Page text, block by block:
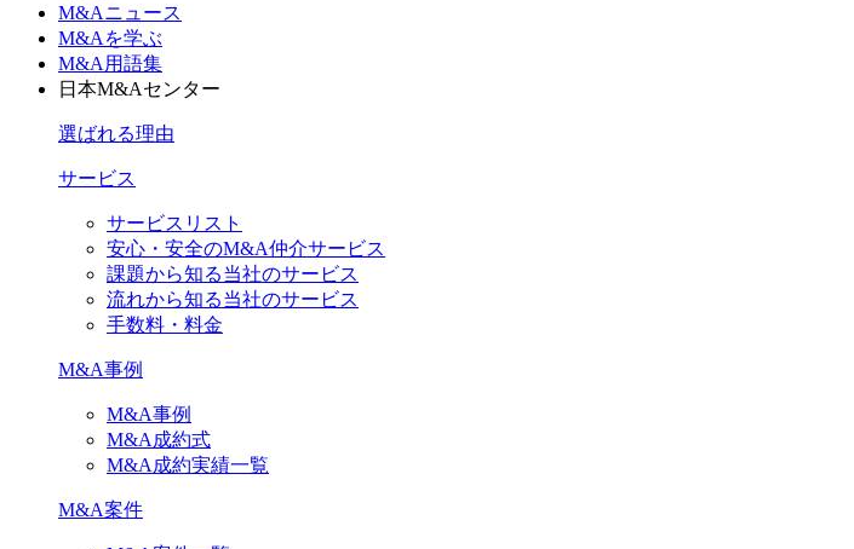
M&Aニュース
M&Aを学ぶ
M&A用語集
日本M&Aセンター
選ばれる理由
サービス
サービスリスト
安心・安全のM&A仲介サービス
課題から知る当社のサービス
流れから知る当社のサービス
手数料・料金
M&A事例
M&A事例
M&A成約式
M&A成約実績一覧
M&A案件